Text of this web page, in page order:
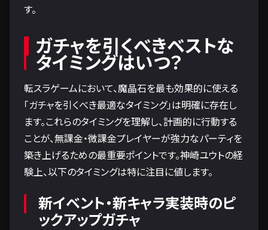
す。
ガチャを引くべきベストな
タイミングはいつ？
転スラゲームにおいて、魔晶石を最も効果的に使える
「ガチャを引くべき最適なタイミング」は明確に存在し
ます。これらのタイミングを理解し、計画的に行動する
ことが、無課金・微課金プレイヤーが強力なパーティを
築き上げるための最重要ポイントです。神崎ユウトの経
験上、以下のタイミングは特に注目に値します。
新イベント・新キャラ実装時のピ
ックアップガチャ